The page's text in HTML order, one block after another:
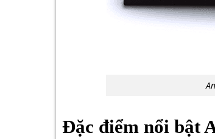
Đặc điểm nổi bật